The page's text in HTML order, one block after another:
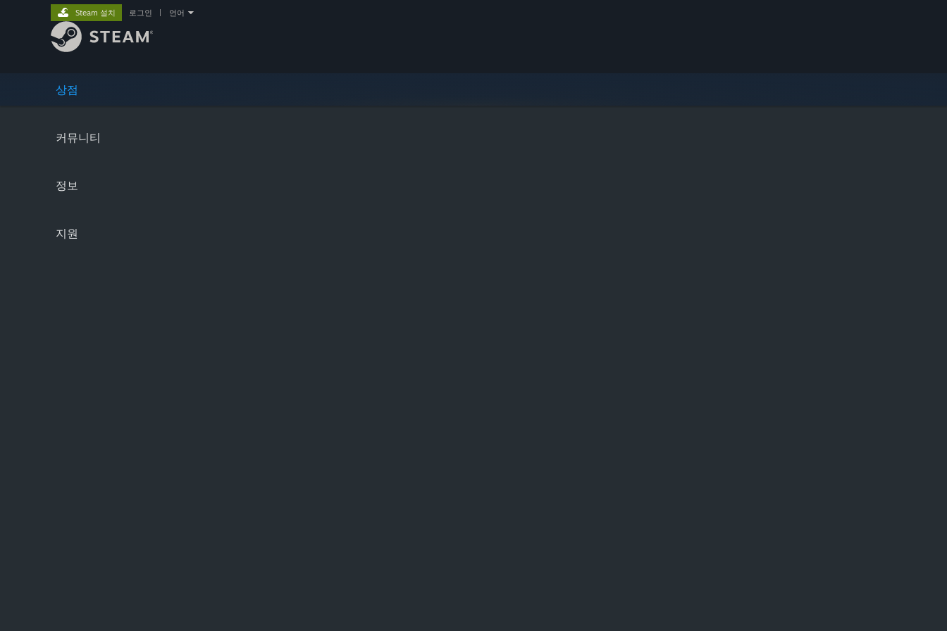
상점
커뮤니티
정보
지원
Steam 설치 로그인 언어